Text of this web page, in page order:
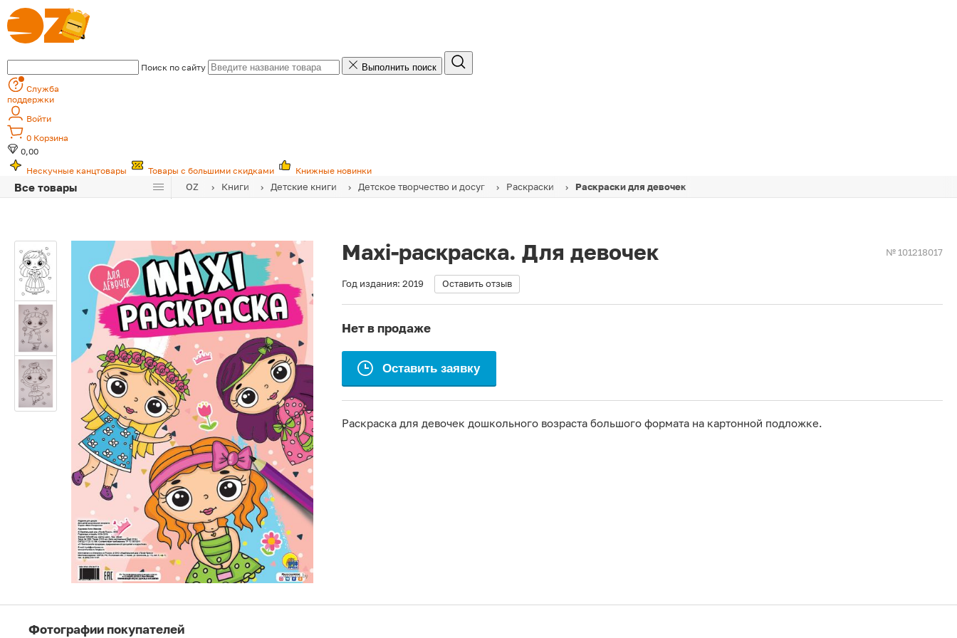
Поиск по сайту
Выполнить поиск
Служба
поддержки
Войти
0 Корзина
0,00
Нескучные канцтовары
Товары с большими скидками Книжные новинки
Все товары OZ Книги Детские книги Детское творчество и досуг Раскраски Раскраски для девочек
Maxi-раскраска. Для девочек № 101218017
Год издания: 2019 Оставить отзыв
Нет в продаже
Оставить заявку
Раскраска для девочек дошкольного возраста большого формата на картонной подложке.
Фотографии покупателей